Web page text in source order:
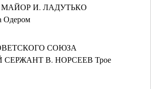
И. ЛАДУТЬКО
Одером
СОЮЗА
В. НОРСЕЕВ Трое